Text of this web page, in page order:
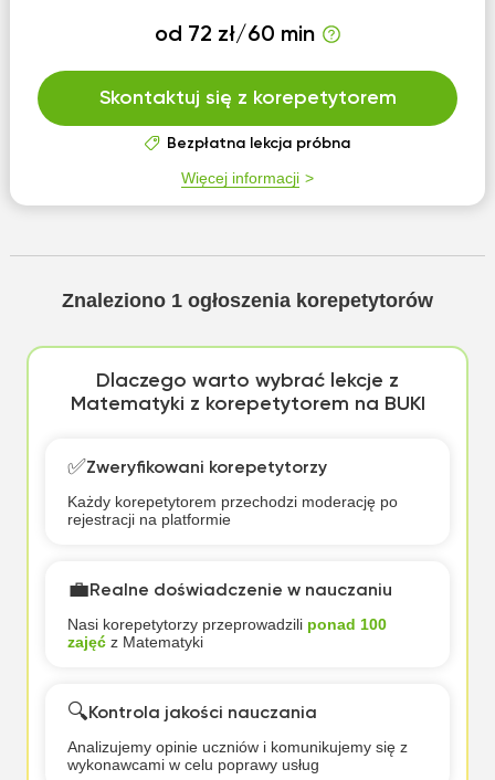
od 72 zł/60 min
Skontaktuj się z korepetytorem
Bezpłatna lekcja próbna
Więcej informacji
Znaleziono 1 ogłoszenia korepetytorów
Dlaczego warto wybrać lekcje z
Matematyki z korepetytorem na BUKI
✅Zweryfikowani korepetytorzy
Każdy korepetytorem przechodzi moderację po
rejestracji na platformie
💼Realne doświadczenie w nauczaniu
Nasi korepetytorzy przeprowadzili ponad 100
zajęćz Matematyki
🔍Kontrola jakości nauczania
Analizujemy opinie uczniów i komunikujemy się z
wykonawcami w celu poprawy usług